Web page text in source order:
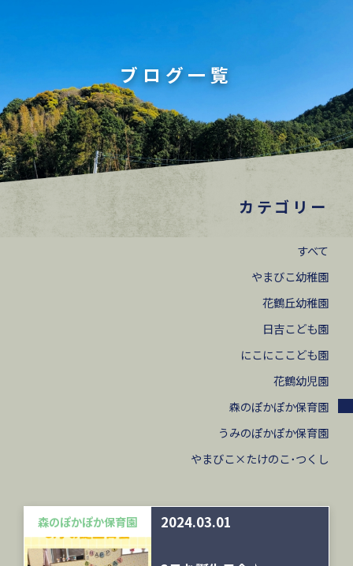
ブログ一覧
カテゴリー
すべて
やまびこ幼稚園
花鶴丘幼稚園
日吉こども園
にこにここども園
花鶴幼児園
森のぽかぽか保育園
うみのぽかぽか保育園
やまびこ×たけのこ･つくし
森のぽかぽか保育園 2024.03.01